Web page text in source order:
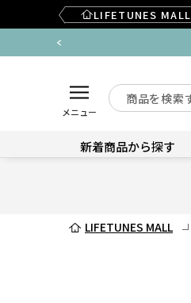
LIFETUNES MALL
メニュー
新着商品から探す
LIFETUNES MALL